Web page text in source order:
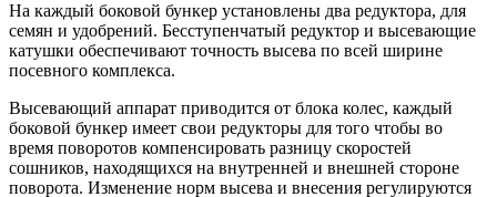
На каждый боковой бункер установлены два редуктора, для
семян и удобрений. Бесступенчатый редуктор и высевающие
катушки обеспечивают точность высева по всей ширине
посевного комплекса.
Высевающий аппарат приводится от блока колес, каждый
боковой бункер имеет свои редукторы для того чтобы во
время поворотов компенсировать разницу скоростей
сошников, находящихся на внутренней и внешней стороне
поворота. Изменение норм высева и внесения регулируются